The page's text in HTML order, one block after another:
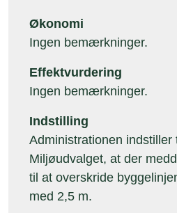
Økonomi
Ingen bemærkninger.
Effektvurdering
Ingen bemærkninger.
Indstilling
Administrationen indstiller
Miljøudvalget, at der
til at overskride
med 2,5 m.